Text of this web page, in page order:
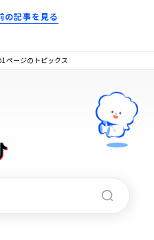
の記事を見る
ページのトピックス